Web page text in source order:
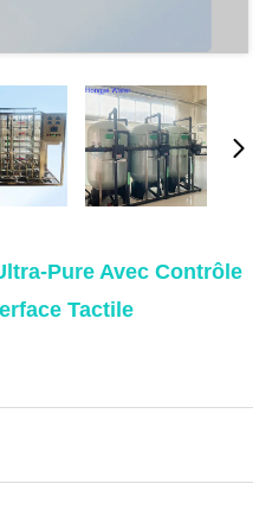
Pure Avec Contrôle
Tactile